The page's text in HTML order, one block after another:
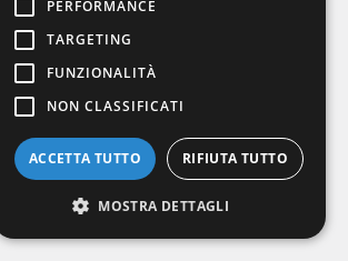
PERFORMANCE
TARGETING
FUNZIONALITÀ
NON CLASSIFICATI
ACCETTA TUTTO RIFIUTA TUTTO
MOSTRA DETTAGLI